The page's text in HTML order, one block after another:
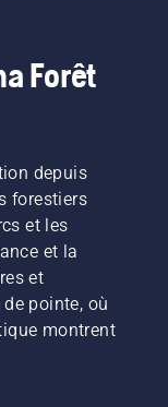
Forêt
depuis
forestiers
et les
et la
et
pointe, où
montrent